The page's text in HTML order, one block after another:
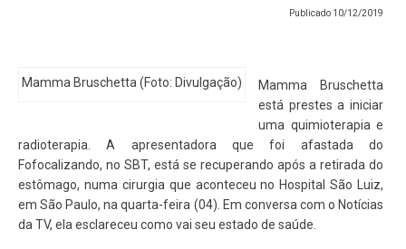
Publicado 10/12/2019
Mamma Bruschetta (Foto: Divulgação)
Mamma Bruschetta
está prestes a iniciar
uma quimioterapia e
radioterapia. A apresentadora que foi afastada do
Fofocalizando, no SBT, está se recuperando após a retirada do
estômago, numa cirurgia que aconteceu no Hospital São Luiz,
em São Paulo, na quarta-feira (04). Em conversa com o Notícias
da TV, ela esclareceu como vai seu estado de saúde.